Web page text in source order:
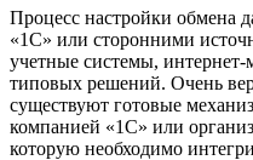
Процесс настройки обмена
«1С» или сторонними
учетные системы, интернет-
типовых решений. Очень
существуют готовые
компанией «1С» или
которую необходимо